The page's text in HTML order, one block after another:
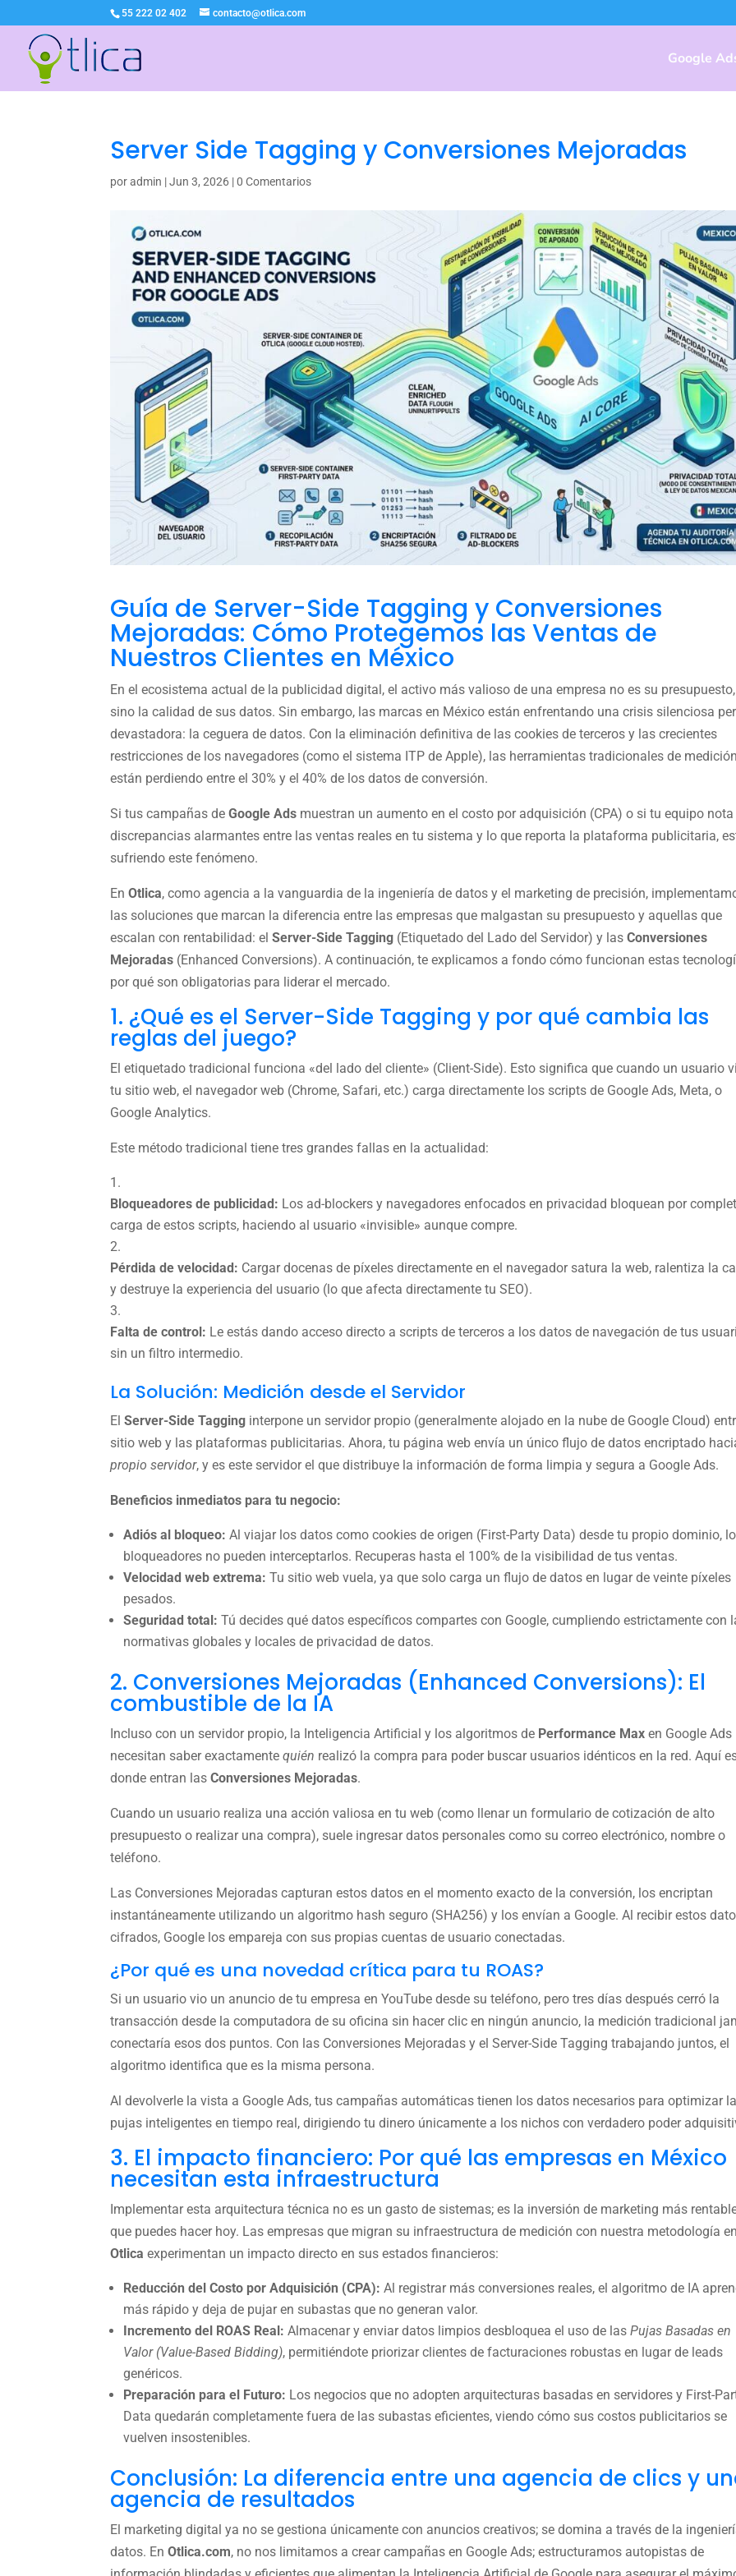
55 222 02 402 contacto@otlica.com
Google
Server Side Tagging y Conversiones Mejoradas
poradmin |Jun 3, 2026 |0 Comentarios
Guía de Server-Side Tagging y Conversiones
Mejoradas: Cómo Protegemos las Ventas de
Nuestros Clientes en México
En el ecosistema actual de la publicidad digital, el activo más valioso de una empresa no es su presupuesto,
sino la calidad de sus datos. Sin embargo, las marcas en México están enfrentando una crisis silenciosa
devastadora: la ceguera de datos. Con la eliminación definitiva de las cookies de terceros y las crecientes
restricciones de los navegadores (como el sistema ITP de Apple), las herramientas tradicionales de medición
están perdiendo entre el 30% y el 40% de los datos de conversión.
Si tus campañas deGoogle Ads muestran un aumento en el costo por adquisición (CPA) o si tu equipo nota
discrepancias alarmantes entre las ventas reales en tu sistema y lo que reporta la plataforma publicitaria,
sufriendo este fenómeno.
EnOtlica, como agencia a la vanguardia de la ingeniería de datos y el marketing de precisión,
las soluciones que marcan la diferencia entre las empresas que malgastan su presupuesto y aquellas que
escalan con rentabilidad: elServer-Side Tagging (Etiquetado del Lado del Servidor) y lasConversiones
Mejoradas (Enhanced Conversions). A continuación, te explicamos a fondo cómo funcionan estas
por qué son obligatorias para liderar el mercado.
1. ¿Qué es el Server-Side Tagging y por qué cambia las
reglas del juego?
El etiquetado tradicional funciona «del lado del cliente» (Client-Side). Esto significa que cuando un usuario
tu sitio web, el navegador web (Chrome, Safari, etc.) carga directamente los scripts de Google Ads, Meta, o
Google Analytics.
Este método tradicional tiene tres grandes fallas en la actualidad:
Bloqueadores de publicidad: Los ad-blockers y navegadores enfocados en privacidad bloquean por
carga de estos scripts, haciendo al usuario «invisible» aunque compre.
Pérdida de velocidad: Cargar docenas de píxeles directamente en el navegador satura la web, ralentiza la
y destruye la experiencia del usuario (lo que afecta directamente tu SEO).
Falta de control: Le estás dando acceso directo a scripts de terceros a los datos de navegación de tus
sin un filtro intermedio.
La Solución: Medición desde el Servidor
ElServer-Side Tagging interpone un servidor propio (generalmente alojado en la nube de Google Cloud)
sitio web y las plataformas publicitarias. Ahora, tu página web envía un único flujo de datos encriptado
propio servidor, y es este servidor el que distribuye la información de forma limpia y segura a Google Ads.
Beneficios inmediatos para tu negocio:
Adiós al bloqueo: Al viajar los datos como cookies de origen (First-Party Data) desde tu propio dominio,
bloqueadores no pueden interceptarlos. Recuperas hasta el 100% de la visibilidad de tus ventas.
Velocidad web extrema: Tu sitio web vuela, ya que solo carga un flujo de datos en lugar de veinte píxeles
pesados.
Seguridad total: Tú decides qué datos específicos compartes con Google, cumpliendo estrictamente con
normativas globales y locales de privacidad de datos.
2. Conversiones Mejoradas (Enhanced Conversions): El
combustible de la IA
Incluso con un servidor propio, la Inteligencia Artificial y los algoritmos de Performance Max en Google Ads
necesitan saber exactamentequién realizó la compra para poder buscar usuarios idénticos en la red. Aquí
donde entran lasConversiones Mejoradas.
Cuando un usuario realiza una acción valiosa en tu web (como llenar un formulario de cotización de alto
presupuesto o realizar una compra), suele ingresar datos personales como su correo electrónico, nombre o
teléfono.
Las Conversiones Mejoradas capturan estos datos en el momento exacto de la conversión, los encriptan
instantáneamente utilizando un algoritmo hash seguro (SHA256) y los envían a Google. Al recibir estos
cifrados, Google los empareja con sus propias cuentas de usuario conectadas.
¿Por qué es una novedad crítica para tu ROAS?
Si un usuario vio un anuncio de tu empresa en YouTube desde su teléfono, pero tres días después cerró la
transacción desde la computadora de su oficina sin hacer clic en ningún anuncio, la medición tradicional
conectaría esos dos puntos. Con las Conversiones Mejoradas y el Server-Side Tagging trabajando juntos, el
algoritmo identifica que es la misma persona.
Al devolverle la vista a Google Ads, tus campañas automáticas tienen los datos necesarios para optimizar
pujas inteligentes en tiempo real, dirigiendo tu dinero únicamente a los nichos con verdadero poder
3. El impacto financiero: Por qué las empresas en México
necesitan esta infraestructura
Implementar esta arquitectura técnica no es un gasto de sistemas; es la inversión de marketing más
que puedes hacer hoy. Las empresas que migran su infraestructura de medición con nuestra metodología en
Otlica experimentan un impacto directo en sus estados financieros:
Reducción del Costo por Adquisición (CPA): Al registrar más conversiones reales, el algoritmo de IA
más rápido y deja de pujar en subastas que no generan valor.
Incremento del ROAS Real: Almacenar y enviar datos limpios desbloquea el uso de lasPujas Basadas en
Valor (Value-Based Bidding), permitiéndote priorizar clientes de facturaciones robustas en lugar de leads
genéricos.
Preparación para el Futuro: Los negocios que no adopten arquitecturas basadas en servidores y First-
Data quedarán completamente fuera de las subastas eficientes, viendo cómo sus costos publicitarios se
vuelven insostenibles.
Conclusión: La diferencia entre una agencia de clics y
agencia de resultados
El marketing digital ya no se gestiona únicamente con anuncios creativos; se domina a través de la
datos. EnOtlica.com, no nos limitamos a crear campañas en Google Ads; estructuramos autopistas de